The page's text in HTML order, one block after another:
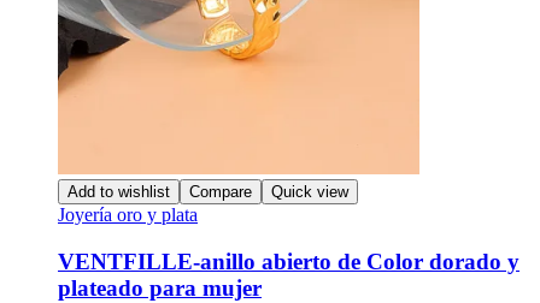
Add to wishlist Compare Quick view
Joyería oro y plata
VENTFILLE-anillo abierto de Color dorado y
plateado para mujer